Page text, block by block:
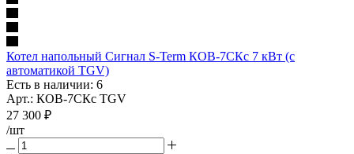
Котел напольный Сигнал S-Term КОВ-7СКс 7 кВт (с
автоматикой TGV)
Есть в наличии: 6
Арт.: КОВ-7СКс TGV
27 300 ₽
/шт